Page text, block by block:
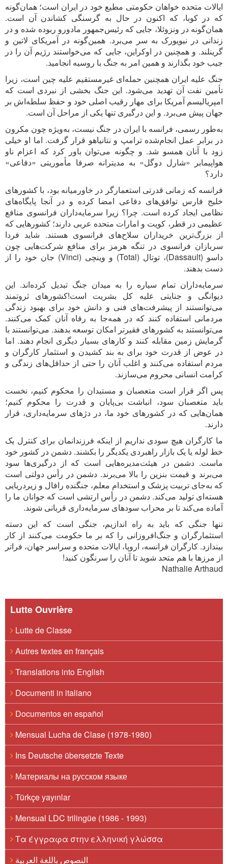
ایالات متحده خواهان حکومتی مطیع خود در ایران است؛ همان‌گونه
که در کوبا، که اکنون در حال به گرسنگی کشاندن آن است.
همان‌گونه در ونزوئلا، جایی که رئیس‌جمهور مادورو ربوده شده و در
زندانی در نیویورک به سر می‌برد. همین‌گونه در آمریکای لاتین و
گرینلند. و همچنین در اوکراین، جایی که می‌خواستند رژیم آن را در
جیب خود بگذارند و همین امر به جنگ با روسیه انجامید.
جنگ علیه ایران همچنین حمله‌ای غیرمستقیم علیه چین است، زیرا
تأمین نفت آن تهدید می‌شود. این جنگ بخشی از نبردی است که
امپریالیسم آمریکا برای مهار رقیب اصلی خود و حفظ سلطه‌اش بر
جهان پیش می‌برد. و این درگیری تنها یکی از مراحل آن است.
به‌طور رسمی، فرانسه با ایران در جنگ نیست، به‌ویژه چون مکرون
در برابر عمل انجام‌شده ترامپ و نتانیاهو قرار گرفت. اما او خیلی
زود با آنان همسو شد. و چگونه می‌توان باور کرد که اعزام ناو
هواپیمابر «شارل دوگل» به مدیترانه صرفا مأموریتی «دفاعی»
دارد؟
فرانسه که زمانی قدرتی استعمارگر در خاورمیانه بود، با کشورهای
خلیج فارس توافق‌های دفاعی امضا کرده و در آنجا پایگاه‌های
نظامی ایجاد کرده است. چرا؟ زیرا سرمایه‌داران فرانسوی منافع
عظیمی در قطر، کویت و امارات متحده عربی دارند؛ کشورهایی که
از بزرگ‌ترین خریداران سلاح‌های فرانسوی هستند. شاید فردا
سربازان فرانسوی در تنگه هرمز برای منافع شرکت‌هایی چون
داسو (Dassault)، توتال (Total) و وینچی (Vinci) جان خود را از
دست بدهند.
سرمایه‌داران تمام سیاره را به میدان جنگ تبدیل کرده‌اند. این
دیوانگی و جنایتی علیه کل بشریت است!کشورهای ثروتمند
می‌توانستند از پیشرفت‌های فنی و دانش خود برای بهبود زندگی
مردمانی استفاده کنند که در همه‌جا به رفاه آنان کمک می‌کنند.
می‌توانستند به کشورهای فقیرتر امکان توسعه بدهند. می‌توانستند با
گرمایش زمین مقابله کنند و کارهای بسیار دیگری انجام دهند. اما
در عوض از قدرت خود برای به بند کشیدن و استثمار کارگران و
مردم استفاده می‌کنند و اغلب آنان را حتی از حداقل‌های زندگی و
کرامت انسانی محروم می‌سازند.
پس اگر قرار است متعصبان و مستبدان را محکوم کنیم، نخست
باید متعصبان سود، انباشت بی‌پایان و قدرت را محکوم کنیم؛
همان‌هایی که در کشورهای خود ما، در دژهای سرمایه‌داری، قرار
دارند.
ما کارگران هیچ سودی نداریم از اینکه فرزندانمان برای کنترل یک
خط لوله یا یک بازار راهبردی یکدیگر را بکشند. دشمن در کشور خود
ماست. دشمن در هیئت‌مدیره‌هایی است که از درگیری‌ها سود
می‌برند و قیمت بنزین را بالا می‌برند. دشمن در رأس دولتی است
که به‌جای تربیت پزشک و استخدام معلم، جنگنده رافال و زیردریایی
هسته‌ای تولید می‌کند. دشمن در رأس ارتشی است که جوانان ما را
آماده می‌کند تا بر محراب سودهای سرمایه‌داری قربانی شوند.
تنها جنگی که باید به راه اندازیم، جنگی است که این دسته
استثمارگران و جنگ‌افروزانی را که بر ما حکومت می‌کنند از کار
بیندازد. کارگران فرانسه، اروپا، ایالات متحده و سراسر جهان، فراتر
از مرزها با هم متحد شوید تا آنان را سرنگون کنید!
Nathalie Arthaud
Lutte Ouvrière
Lutte de Classe
Autres textes en français
Translations into English
Documenti in italiano
Documentos en español
Mensual Lucha de Clase (1978-1980)
Ins Deutsche übersetzte Texte
Материалы на русском языке
Türkçe yayınlar
Mensual LDC trilingüe (1986 - 1993)
Τα έγγραφα στην ελληνική γλώσσα
النصوص باللغة العربية